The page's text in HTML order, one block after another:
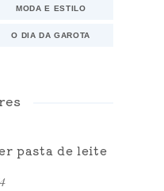
MODA E ESTILO
O DIA DA GAROTA
pasta de leite